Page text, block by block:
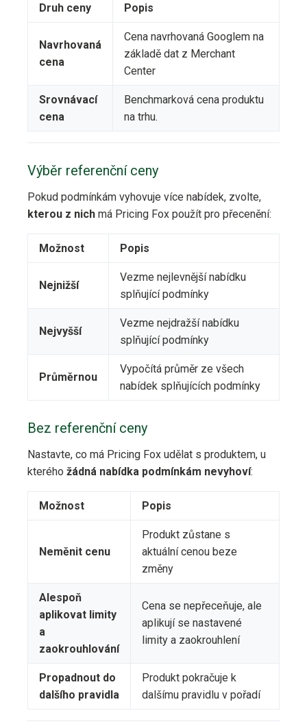
Druh ceny Popis
Navrhovaná
cena
Cena navrhovaná Googlem na
základě dat z Merchant
Center
Srovnávací
cena
Benchmarková cena produktu
na trhu.
Výběr referenční ceny
Pokud podmínkám vyhovuje více nabídek, zvolte,
kterou z nich má Pricing Fox použít pro přecenění:
Možnost Popis
Nejnižší
Vezme nejlevnější nabídku
splňující podmínky
Nejvyšší
Vezme nejdražší nabídku
splňující podmínky
Průměrnou
Vypočítá průměr ze všech
nabídek splňujících podmínky
Bez referenční ceny
Nastavte, co má Pricing Fox udělat s produktem, u
kterého žádná nabídka podmínkám nevyhoví:
Možnost Popis
Neměnit cenu
Produkt zůstane s
aktuální cenou beze
změny
Alespoň
aplikovat limity
a
zaokrouhlování
Cena se nepřeceňuje, ale
aplikují se nastavené
limity a zaokrouhlení
Propadnout do
dalšího pravidla
Produkt pokračuje k
dalšímu pravidlu v pořadí